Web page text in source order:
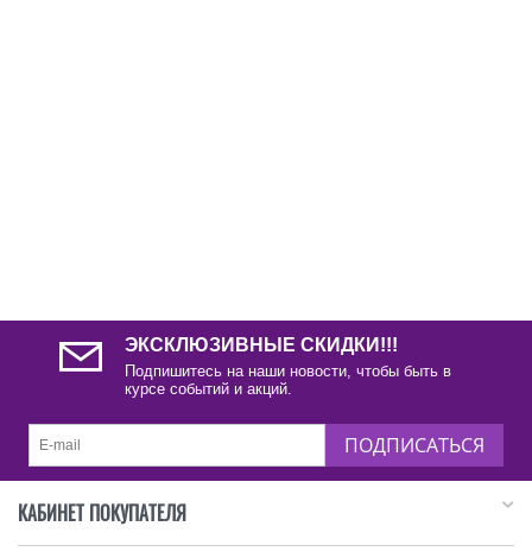
ЭКСКЛЮЗИВНЫЕ СКИДКИ!!!
Подпишитесь на наши новости, чтобы быть в
курсе событий и акций.
ПОДПИСАТЬСЯ
КАБИНЕТ ПОКУПАТЕЛЯ